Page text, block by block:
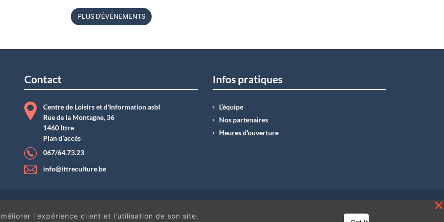
11 juin à 09
Belgique
PLUS D'ÉVÉNEMENTS
Contact
Centre de Loisirs et d'Information asbI
Rue de la Montagne, 36
1460 Ittre
Plan d’accès
067/64.73.23
info@ittreculture.be
Infos pratiques
L’équipe
Nos partenaires
Heures d'ouverture
légales | Conditions générales de vente | N°Entreprise : BE0414.742.009 |
l'expérience client et l'utilisation de son site.